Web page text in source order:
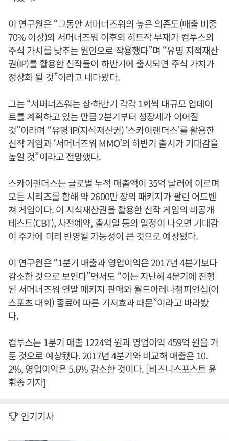
이 연구원은 “그동안 서머너즈워의 높은 의존도(매출 비중
70% 이상)와 서머너즈워 이후의 히트작 부재가 컴투스의
주식 가치를 낮추는 원인으로 작용했다”며 “유명 지적재산
권(IP)를 활용한 신작들이 하반기에 출시되면 주식 가치가
정상화 될 것”이라고 내다봤다.
그는 “서머너즈워는 상·하반기 각각 1회씩 대규모 업데이
트를 계획하고 있는 만큼 2분기부터 성장세가 이어질
것”이라며 “유명 IP(지식재산권) ‘스카이랜더스’를 활용한
신작 게임과 ‘서머너즈워 MMO’의 하반기 출시가 기대감을
높일 것”이라고 전망했다.
스카이랜더스는 글로벌 누적 매출액이 35억 달러에 이르며
모든 시리즈를 합해 약 2600만 장의 패키지가 팔린 어드벤
쳐 게임이다. 이 지식재산권을 활용한 신작 게임의 비공개
테스트(CBT), 사전예약, 출시일 등의 일정이 나오면 기대감
이 주가에 미리 반영될 가능성이 큰 것으로 예상됐다.
이 연구원은 “1분기 매출과 영업이익은 2017년 4분기보다
감소한 것으로 보인다”면서도 “이는 지난해 4분기에 진행
된 서머너즈워 연말 패키지 판매와 월드아레나챔피언십(이
스포츠 대회) 종료에 따른 기저효과 때문”이라고 바라봤
다.
컴투스는 1분기 매출 1224억 원과 영업이익 459억 원을 거
둔 것으로 예상됐다. 2017년 4분기와 비교해 매출은 10.
2%, 영업이익은 5.6% 감소한 것이다. [비즈니스포스트 윤
휘종 기자]
인기기사